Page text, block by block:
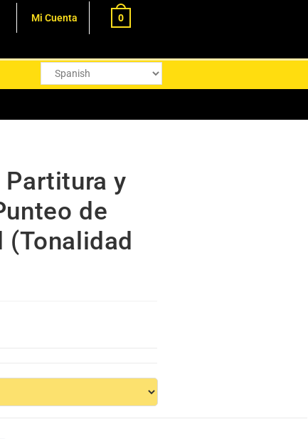
Mi Cuenta 0
Partitura y
de
(Tonalidad